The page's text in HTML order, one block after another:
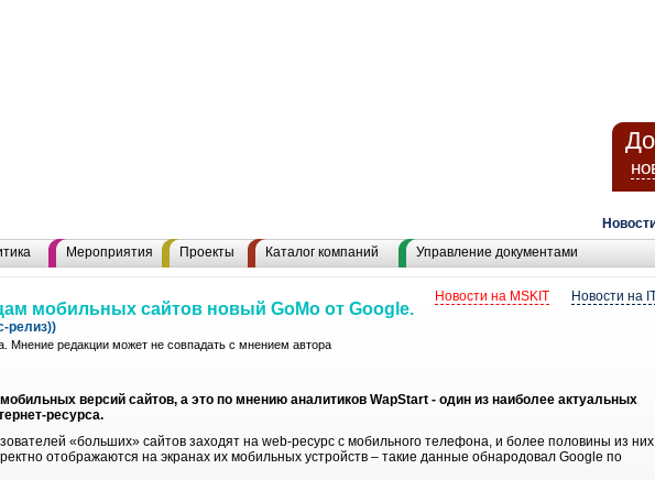
Новости:
Мероприятия Проекты Каталог компаний Управление документами
Новости на
Новости на MSKIT
мобильных сайтов новый GoMo от Google.
релиз))
Мнение редакции может не совпадать с мнением автора
версий сайтов, а это по мнению аналитиков WapStart - один из наиболее актуальных
ресурса.
«больших» сайтов заходят на web-ресурс с мобильного телефона, и более половины из них
отображаются на экранах их мобильных устройств – такие данные обнародовал Google по